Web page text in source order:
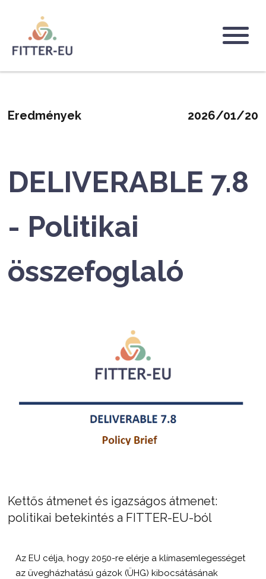
tartalomra
Logo
Eredmények 2026/01/20
DELIVERABLE 7.8
- Politikai
összefoglaló
Kettős átmenet és igazságos átmenet:
politikai betekintés a FITTER-EU-ból
Az EU célja, hogy 2050-re elérje a klímasemlegességet
az üvegházhatású gázok (ÜHG) kibocsátásának